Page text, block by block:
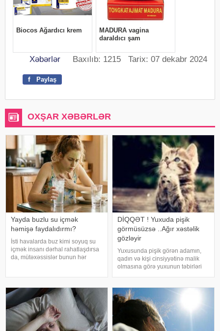
Xəbərlər Baxılıb: 1215 Tarix: 07 dekabr 2024
f Paylaş
OXŞAR XƏBƏRLƏR
Yayda buzlu su içmək
həmişə faydalıdırmı?
İsti havalarda buz kimi soyuq su
içmək insanı dərhal rahatlaşdırsa
da, mütəxəssislər bunun hər
insanın kifayət qədə
DİQQƏT ! Yuxuda pişik
görmüsüzsə ..Ağır xəstəlik
gözləyir
Yuxusunda pişik görən adamın,
qadın və kişi cinsiyyətinə malik
olmasına görə yuxunun təbirləri
həyatında diqqətsiz bir şəxsiyyətə
sahib olduğu, ətrafındak